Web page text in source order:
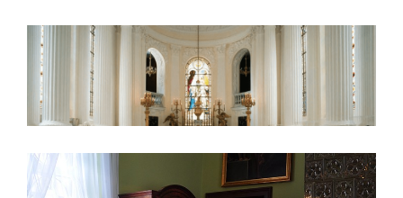
Kaplica
Ksiądz Stefan Wyszyński w
Kozłówce 1940–1941